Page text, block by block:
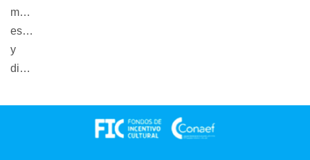
manera
escultural
y
dinámica.